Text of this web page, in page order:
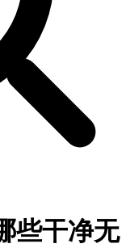
些干净无